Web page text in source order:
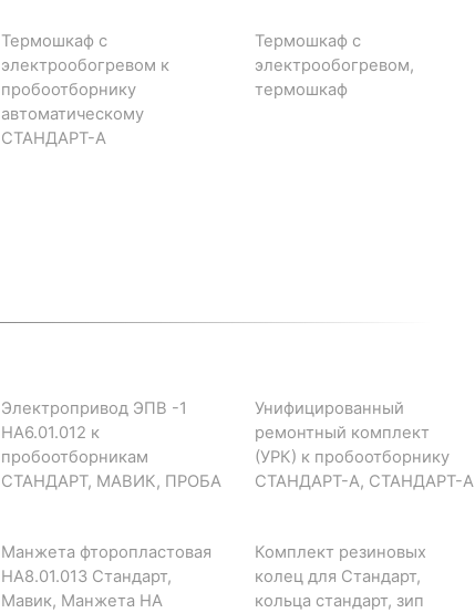
Термошкаф с
электрообогревом к
пробоотборнику
автоматическому
СТАНДАРТ-А
Термошкаф с
электрообогревом,
термошкаф
Электропривод ЭПВ -1
НА6.01.012 к
пробоотборникам
СТАНДАРТ, МАВИК, ПРОБА
Унифицированный
ремонтный комплект
(УРК) к пробоотборнику
СТАНДАРТ-А, СТАНДАРТ-А
Манжета фторопластовая
НА8.01.013 Стандарт,
Мавик, Манжета НА
Комплект резиновых
колец для Стандарт,
кольца стандарт, зип